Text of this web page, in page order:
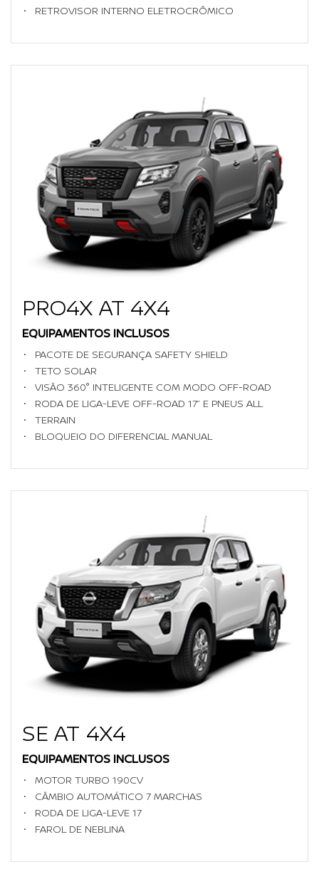
RETROVISOR INTERNO ELETROCRÔMICO
PRO4X AT 4X4
EQUIPAMENTOS INCLUSOS
PACOTE DE SEGURANÇA SAFETY SHIELD
TETO SOLAR
VISÃO 360° INTELIGENTE COM MODO OFF-ROAD
RODA DE LIGA-LEVE OFF-ROAD 17’’ E PNEUS ALL
TERRAIN
BLOQUEIO DO DIFERENCIAL MANUAL
SE AT 4X4
EQUIPAMENTOS INCLUSOS
MOTOR TURBO 190CV
CÂMBIO AUTOMÁTICO 7 MARCHAS
RODA DE LIGA-LEVE 17
FAROL DE NEBLINA